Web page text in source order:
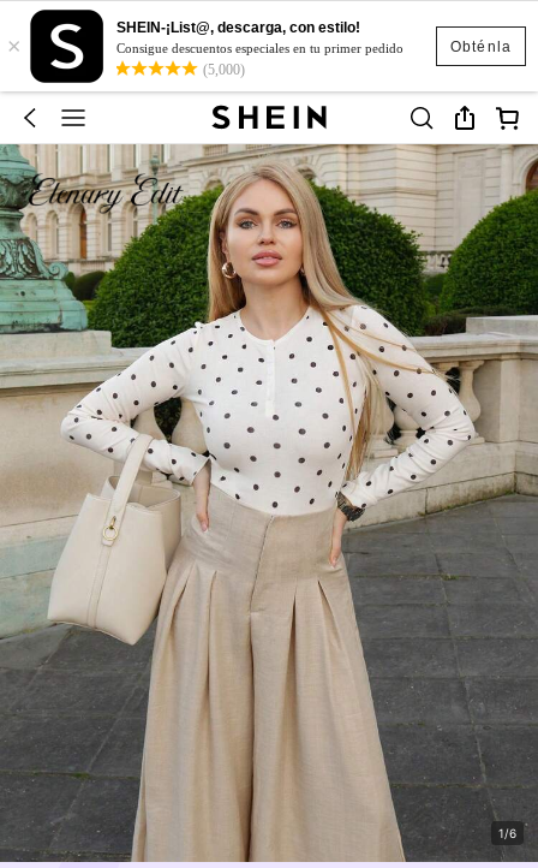
Obténla
×
SHEIN-¡List@, descarga, con estilo!
Consigue descuentos especiales en tu primer pedido
(5,000)
1/6